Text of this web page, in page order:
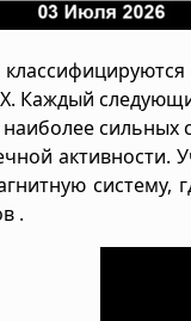
X. Каждый
наиболее
активности.
систему,
.